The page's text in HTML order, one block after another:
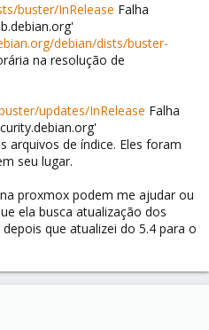
buster/InRelease Falha
debian/dists/buster-
na resolução de
updates/InRelease Falha
arquivos de índice. Eles foram
seu lugar.
proxmox podem me ajudar ou
ela busca atualização dos
que atualizei do 5.4 para o